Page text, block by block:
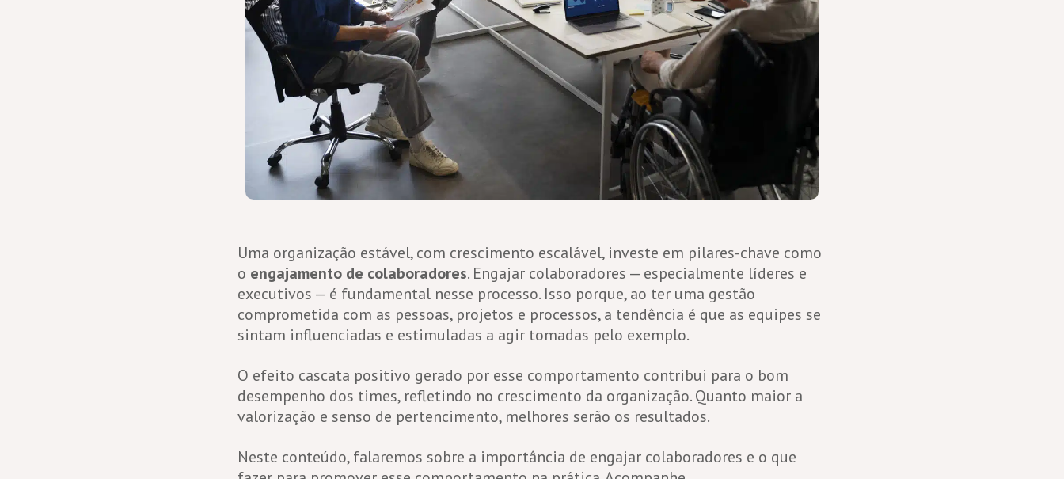
Uma organização estável, com crescimento escalável, investe em pilares-chave como
o engajamento de colaboradores. Engajar colaboradores — especialmente líderes e
executivos — é fundamental nesse processo. Isso porque, ao ter uma gestão
comprometida com as pessoas, projetos e processos, a tendência é que as equipes se
sintam influenciadas e estimuladas a agir tomadas pelo exemplo.
O efeito cascata positivo gerado por esse comportamento contribui para o bom
desempenho dos times, refletindo no crescimento da organização. Quanto maior a
valorização e senso de pertencimento, melhores serão os resultados.
Neste conteúdo, falaremos sobre a importância de engajar colaboradores e o que